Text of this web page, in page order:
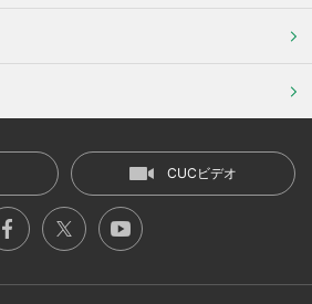
CUCビデオ